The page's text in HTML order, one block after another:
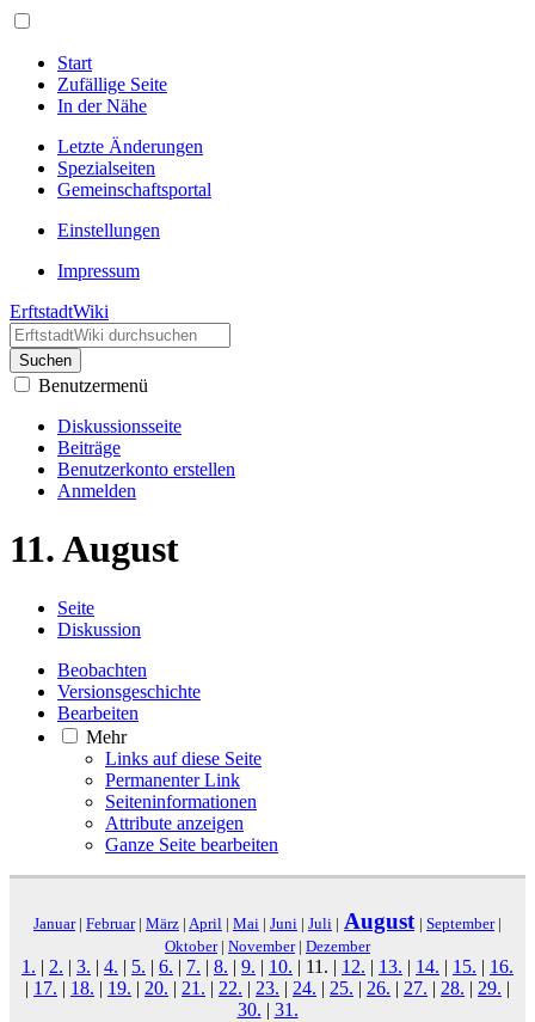
Start
Zufällige Seite
In der Nähe
Letzte Änderungen
Spezialseiten
Gemeinschafts­portal
Einstellungen
Impressum
ErftstadtWiki
Suchen
Benutzermenü
Diskussionsseite
Beiträge
Benutzerkonto erstellen
Anmelden
11. August
Seite
Diskussion
Beobachten
Versionsgeschichte
Bearbeiten
Mehr
Links auf diese Seite
Permanenter Link
Seiten­­informationen
Attribute anzeigen
Ganze Seite bearbeiten
Januar| Februar| März | April | Mai | Juni | Juli | August | September|
Oktober| November| Dezember
1. 2. 3. 4. 5. 6. 7. 8. 9. 10. 11. 12. 13. 14. 15.
16.
17. 18. 19. 20. 21. 22. 23. 24. 25. 26. 27. 28. 29.
30.
31.